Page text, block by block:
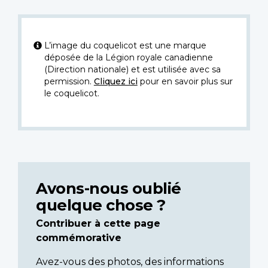
L’image du coquelicot est une marque
déposée de la Légion royale canadienne
(Direction nationale) et est utilisée avec sa
permission. Cliquez icipour en savoir plus sur
le coquelicot.
Avons-nous oublié
quelque chose ?
Contribuer à cette page
commémorative
Avez-vous des photos, des informations